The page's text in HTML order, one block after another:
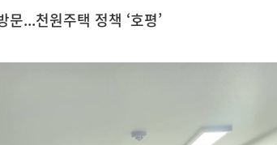
...천원주택 정책 ‘호평’